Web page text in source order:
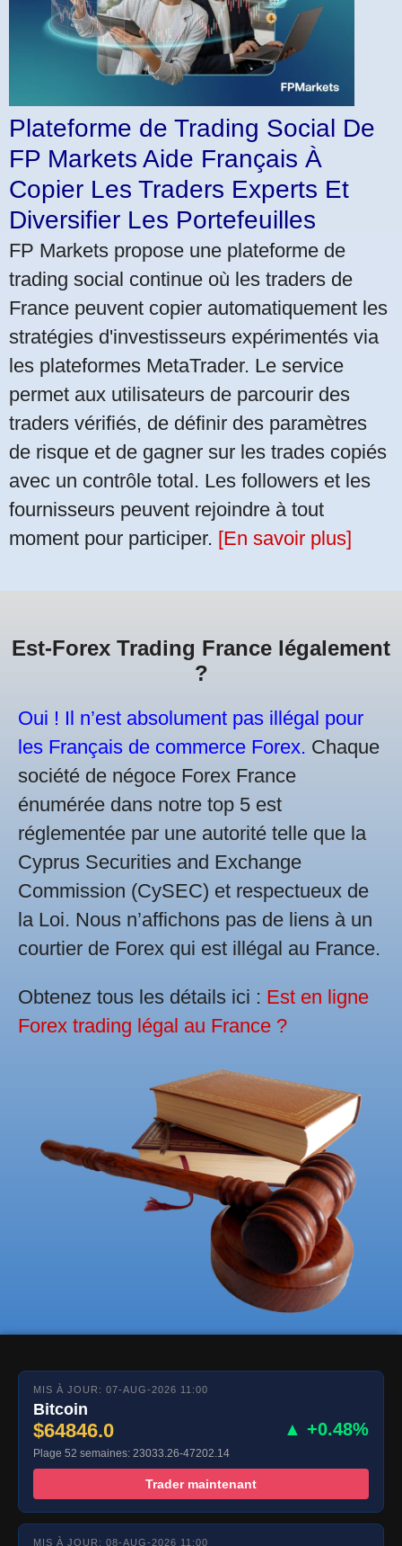
Plateforme de Trading Social De
FP Markets Aide Français À
Copier Les Traders Experts Et
Diversifier Les Portefeuilles
FP Markets propose une plateforme de
trading social continue où les traders de
France peuvent copier automatiquement les
stratégies d'investisseurs expérimentés via
les plateformes MetaTrader. Le service
permet aux utilisateurs de parcourir des
traders vérifiés, de définir des paramètres
de risque et de gagner sur les trades copiés
avec un contrôle total. Les followers et les
fournisseurs peuvent rejoindre à tout
moment pour participer. [En savoir plus]
Est-Forex Trading France légalement
?
Oui ! Il n’est absolument pas illégal pour
les Français de commerce Forex. Chaque
société de négoce Forex France
énumérée dans notre top 5 est
réglementée par une autorité telle que la
Cyprus Securities and Exchange
Commission (CySEC) et respectueux de
la Loi. Nous n’affichons pas de liens à un
courtier de Forex qui est illégal au France.
Obtenez tous les détails ici : Est en ligne
Forex trading légal au France ?
MIS À JOUR: 07-AUG-2026 11:00
Bitcoin
$64846.0 ▲ +0.48%
Plage 52 semaines: 23033.26-47202.14
Trader maintenant
MIS À JOUR: 08-AUG-2026 11:00